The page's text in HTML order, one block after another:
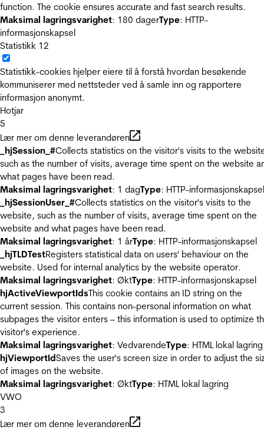
function. The cookie ensures accurate and fast search results.
Maksimal lagringsvarighet: 180 dagerType: HTTP-
informasjonskapsel
Statistikk 12
Statistikk-cookies hjelper eiere til å forstå hvordan besøkende
kommuniserer med nettsteder ved å samle inn og rapportere
informasjon anonymt.
Hotjar
5
Lær mer om denne leverandøren
_hjSession_#Collects statistics on the visitor's visits to the
such as the number of visits, average time spent on the website
what pages have been read.
Maksimal lagringsvarighet: 1 dagType: HTTP-informasjonskapsel
_hjSessionUser_#Collects statistics on the visitor's visits to the
website, such as the number of visits, average time spent on the
website and what pages have been read.
Maksimal lagringsvarighet: 1 årType: HTTP-informasjonskapsel
_hjTLDTestRegisters statistical data on users' behaviour on the
website. Used for internal analytics by the website operator.
Maksimal lagringsvarighet: ØktType: HTTP-informasjonskapsel
hjActiveViewportIdsThis cookie contains an ID string on the
current session. This contains non-personal information on what
subpages the visitor enters – this information is used to optimize
visitor's experience.
Maksimal lagringsvarighet: VedvarendeType: HTML lokal lagring
hjViewportIdSaves the user's screen size in order to adjust the
of images on the website.
Maksimal lagringsvarighet: ØktType: HTML lokal lagring
VWO
3
Lær mer om denne leverandøren